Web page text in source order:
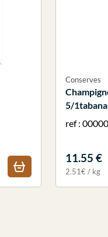
Conserves
5/1tabana
ref :
11.55 €
2.51€ / kg